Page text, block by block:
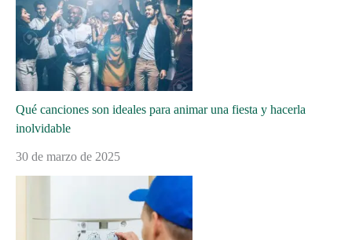
Qué canciones son ideales para animar una fiesta y hacerla
inolvidable
30 de marzo de 2025